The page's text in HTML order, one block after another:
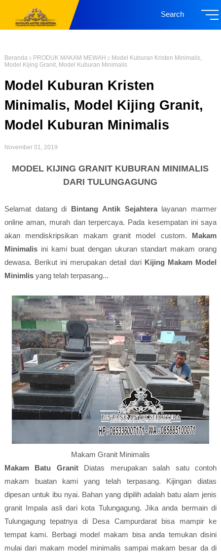
Search
Beranda PRODUK MAKAM MEWAH
Model Kuburan Kristen Minimalis,
Model Kijing Granit, Model Kuburan Minimalis
Model Kuburan Kristen
Minimalis, Model Kijing Granit,
Model Kuburan Minimalis
November 01, 2019
MODEL KIJING GRANIT KUBURAN MINIMALIS
DARI TULUNGAGUNG
Selamat datang di Bintang Antik Sejahteralayanan marmer
online aman, murah dan terpercaya. Pada kesempatan ini saya
akan mendiskripsikan makam granit model custom. Makam
Minimalisini kami buat dengan ukuran standart makam orang
dewasa. Berikut ini merupakan detail dari Kijing Makam Model
Minimlisyang telah terpasang...
Makam Granit Minimalis
Makam Batu GranitDiatas merupakan salah satu contoh
makam buatan kami yang telah terpasang. Kijingan diatas
dipesan untuk ibu nyai. Bahan yang dipilih adalah batu alam jenis
granit Impala asli dari kota Tulungagung. Jika anda bermain di
Tulungagung tepatnya di Desa Campurdarat bisa mampir ke
tempat kami. Berbagi model makam bisa anda temukan disini
mulai dari makam model minimalis sampai makam besar da di